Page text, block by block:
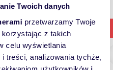
Twoich danych
przetwarzamy Twoje
korzystając z takich
celu wyświetlania
treści, analizowania tychże,